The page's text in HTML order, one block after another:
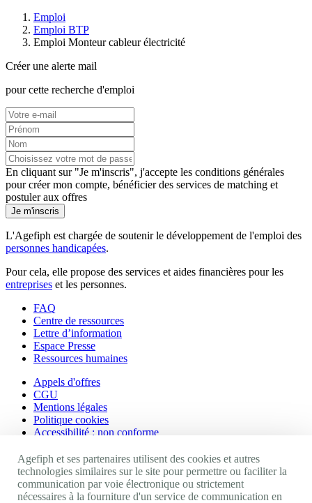
Emploi
Emploi BTP
Emploi Monteur cableur électricité
Créer une alerte mail
pour cette recherche d'emploi
En cliquant sur "Je m'inscris", j'accepte les conditions générales
pour créer mon compte, bénéficier des services de matching et
postuler aux offres
Je m'inscris
L'Agefiph est chargée de soutenir le développement de l'emploi des
personnes handicapées.
Pour cela, elle propose des services et aides financières pour les
entreprises et les personnes.
FAQ
Centre de ressources
Lettre d’information
Espace Presse
Ressources humaines
Appels d'offres
CGU
Mentions légales
Politique cookies
Accessibilité : non conforme
Nos autres sites
Site portail Agefiph
Agefiph et ses partenaires utilisent des cookies et autres
technologies similaires sur le site pour permettre ou faciliter la
communication par voie électronique ou strictement
nécessaires à la fourniture d'un service de communication en